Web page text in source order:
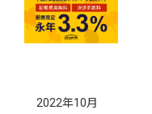
入できるキャ
ンペーン
2022年10月